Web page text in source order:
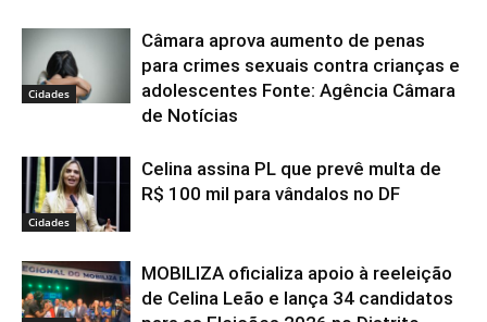
Cidades
Câmara aprova aumento de penas
para crimes sexuais contra crianças e
adolescentes Fonte: Agência Câmara
de Notícias
Cidades
Celina assina PL que prevê multa de
R$ 100 mil para vândalos no DF
MOBILIZA oficializa apoio à reeleição
de Celina Leão e lança 34 candidatos